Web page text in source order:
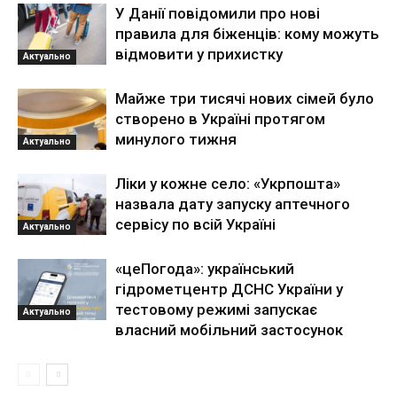
Актуально
У Данії повідомили про нові
правила для біженців: кому можуть
відмовити у прихистку
Актуально
Майже три тисячі нових сімей було
створено в Україні протягом
минулого тижня
Актуально
Ліки у кожне село: «Укрпошта»
назвала дату запуску аптечного
сервісу по всій Україні
Актуально
«цеПогода»: український
гідрометцентр ДСНС України у
тестовому режимі запускає
власний мобільний застосунок